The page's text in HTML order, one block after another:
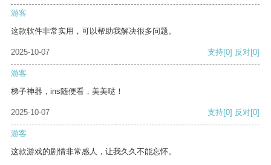
游客
这款软件非常实用，可以帮助我解决很多问题。
2025-10-07 支持[0] 反对[0]
游客
梯子神器，ins随便看，美美哒！
2025-10-07 支持[0] 反对[0]
游客
这款游戏的剧情非常感人，让我久久不能忘怀。